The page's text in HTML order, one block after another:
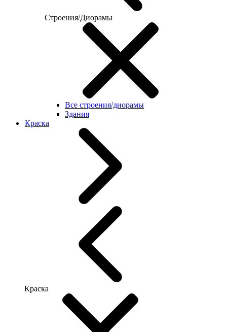
Строения/Диорамы
Все строения/диорамы
Здания
Краска
Краска